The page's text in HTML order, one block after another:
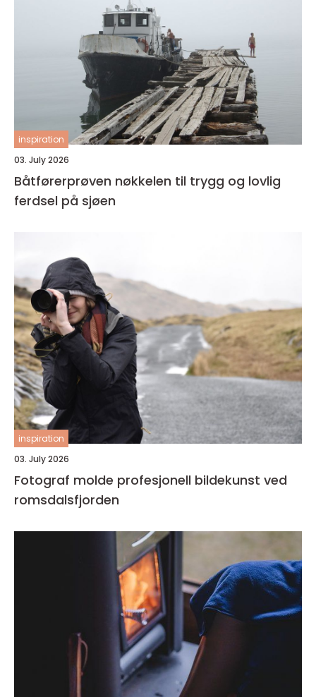
inspiration
03. July 2026
Båtførerprøven nøkkelen til trygg og lovlig
ferdsel på sjøen
inspiration
03. July 2026
Fotograf molde profesjonell bildekunst ved
romsdalsfjorden